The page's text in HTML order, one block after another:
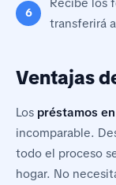
transferirá
Ventajas
Los préstamos
incomparable.
todo el proceso
hogar. No